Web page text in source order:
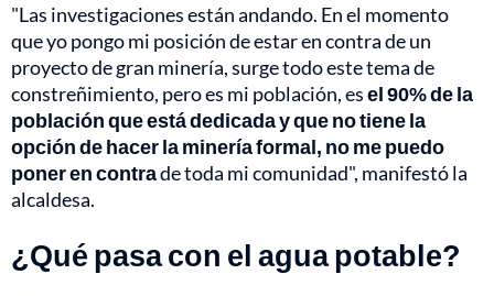
"Las investigaciones están andando. En el momento
que yo pongo mi posición de estar en contra de un
proyecto de gran minería, surge todo este tema de
constreñimiento, pero es mi población, esel 90% de la
población que está dedicada y que no tiene la
opción de hacer la minería formal, no me puedo
poner en contrade toda mi comunidad", manifestó la
alcaldesa.
¿Qué pasa con el agua potable?